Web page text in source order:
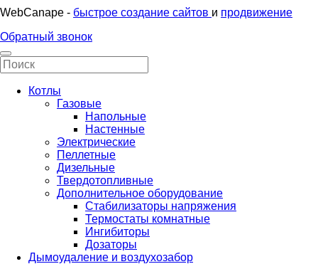
WebCanape - быстрое создание сайтов и продвижение
Обратный звонок
Котлы
Газовые
Напольные
Настенные
Электрические
Пеллетные
Дизельные
Твердотопливные
Дополнительное оборудование
Стабилизаторы напряжения
Термостаты комнатные
Ингибиторы
Дозаторы
Дымоудаление и воздухозабор